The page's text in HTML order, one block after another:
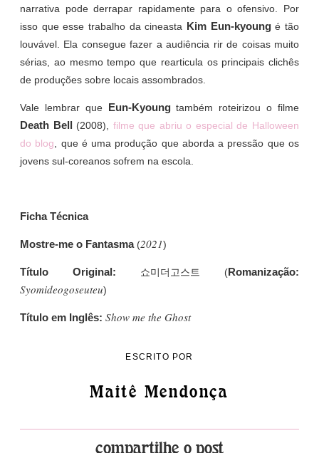
narrativa pode derrapar rapidamente para o ofensivo. Por
isso que esse trabalho da cineasta Kim Eun-kyoungé tão
louvável. Ela consegue fazer a audiência rir de coisas muito
sérias, ao mesmo tempo que rearticula os principais clichês
de produções sobre locais assombrados.
Vale lembrar queEun-Kyoungtambém roteirizou o filme
Death Bell (2008), filme que abriu o especial de Halloween
do blog , que é uma produção que aborda a pressão que os
jovens sul-coreanos sofrem na escola.
Ficha Técnica
Mostre-me o Fantasma(2021)
Título Original: 쇼미더고스트 (Romanização:
Syomideogoseuteu)
Título em Inglês: Show me the Ghost
ESCRITO POR
Maitê Mendonça